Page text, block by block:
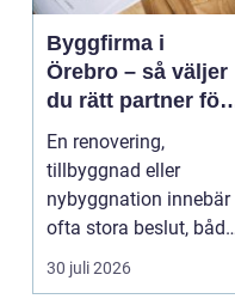
Byggfirma i
Örebro – så väljer
du rätt partner för
ditt projekt
En renovering,
tillbyggnad eller
nybyggnation innebär
ofta stora beslut, både
ekonomiskt ...
30 juli 2026